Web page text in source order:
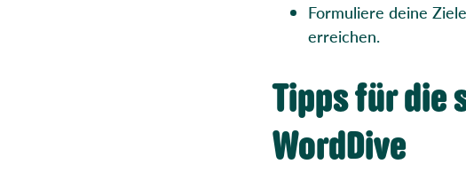
Formuliere deine
erreichen.
Tipps für die
WordDive